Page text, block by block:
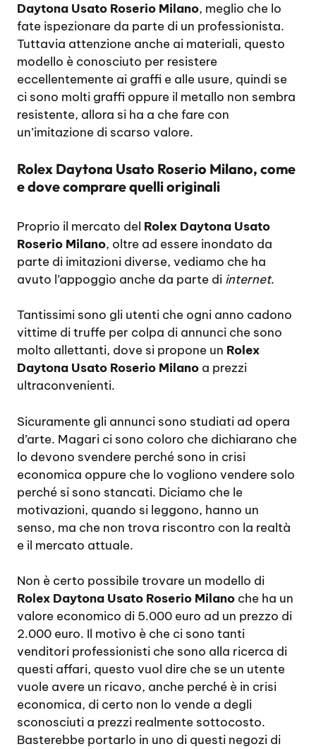
Daytona Usato Roserio Milano, meglio che lo
fate ispezionare da parte di un professionista.
Tuttavia attenzione anche ai materiali, questo
modello è conosciuto per resistere
eccellentemente ai graffi e alle usure, quindi se
ci sono molti graffi oppure il metallo non sembra
resistente, allora si ha a che fare con
un’imitazione di scarso valore.
Rolex Daytona Usato Roserio Milano, come
e dove comprare quelli originali
Proprio il mercato del Rolex Daytona Usato
Roserio Milano, oltre ad essere inondato da
parte di imitazioni diverse, vediamo che ha
avuto l’appoggio anche da parte di internet.
Tantissimi sono gli utenti che ogni anno cadono
vittime di truffe per colpa di annunci che sono
molto allettanti, dove si propone un Rolex
Daytona Usato Roserio Milano a prezzi
ultraconvenienti.
Sicuramente gli annunci sono studiati ad opera
d’arte. Magari ci sono coloro che dichiarano che
lo devono svendere perché sono in crisi
economica oppure che lo vogliono vendere solo
perché si sono stancati. Diciamo che le
motivazioni, quando si leggono, hanno un
senso, ma che non trova riscontro con la realtà
e il mercato attuale.
Non è certo possibile trovare un modello di
Rolex Daytona Usato Roserio Milano che ha un
valore economico di 5.000 euro ad un prezzo di
2.000 euro. Il motivo è che ci sono tanti
venditori professionisti che sono alla ricerca di
questi affari, questo vuol dire che se un utente
vuole avere un ricavo, anche perché è in crisi
economica, di certo non lo vende a degli
sconosciuti a prezzi realmente sottocosto.
Basterebbe portarlo in uno di questi negozi di